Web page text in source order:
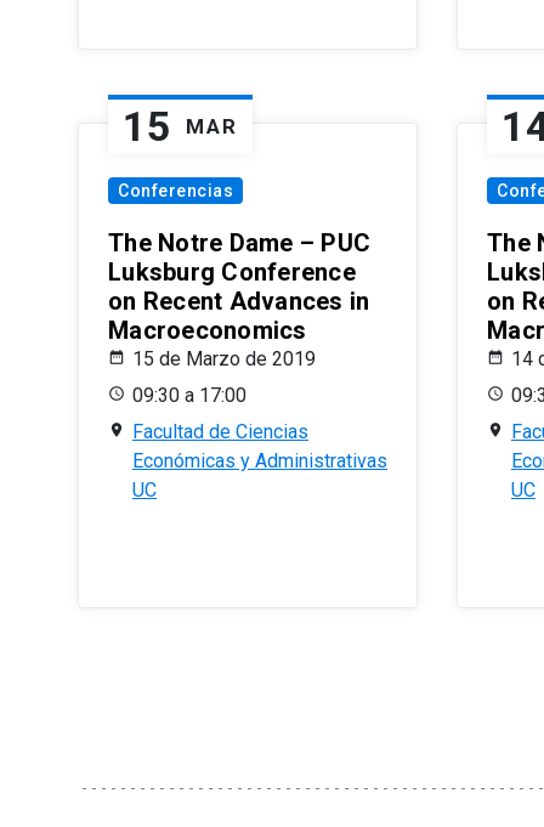
15 MAR
Conferencias
The Notre Dame – PUC
Luksburg Conference
on Recent Advances in
Macroeconomics
15 de Marzo de 2019
09:30 a 17:00
Facultad de Ciencias
Económicas y Administrativas
UC
The
on
14
UC